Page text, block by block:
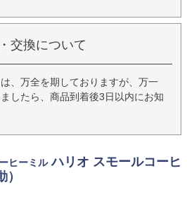
交換について
、万全を期しておりますが、万一
したら、商品到着後3日以内にお知
ヒーミル ハリオ スモールコーヒ